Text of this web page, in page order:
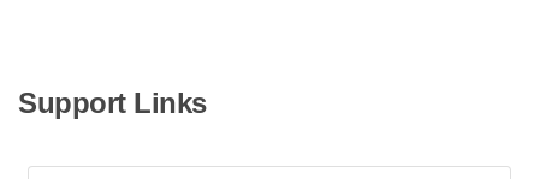
Support Links